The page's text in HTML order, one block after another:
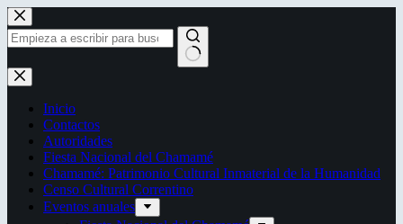
Saltar
al
contenido
Sin
resultados
Inicio
Contactos
Autoridades
Fiesta Nacional del Chamamé
Chamamé: Patrimonio Cultural Inmaterial de la Humanidad
Censo Cultural Correntino
Eventos anuales